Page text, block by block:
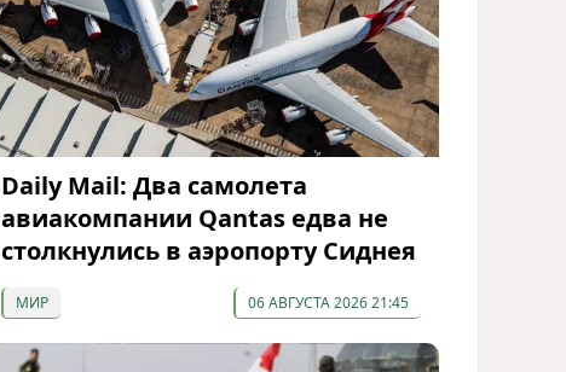
Daily Mail: Два самолета
авиакомпании Qantas едва не
столкнулись в аэропорту Сиднея
МИР 06 АВГУСТА 2026 21:45